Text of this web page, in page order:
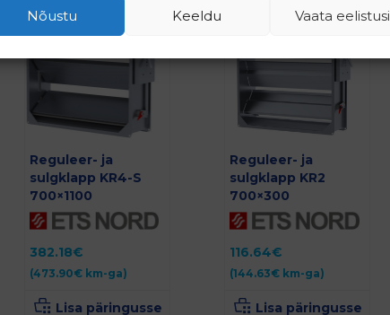
Nõustu Keeldu Vaata eelistusi
Reguleer- ja
sulgklapp KR4-S
700×1100
382.18€
(473.90€km-ga)
Lisa päringusse
Reguleer- ja
sulgklapp KR2
700×300
116.64€
(144.63€km-ga)
Lisa päringusse